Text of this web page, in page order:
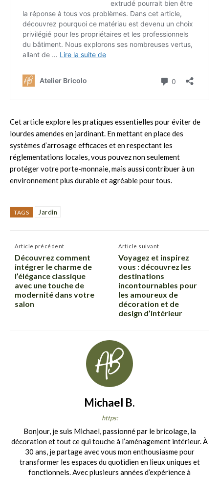
Cet article explore les pratiques essentielles pour éviter de
lourdes amendes en jardinant. En mettant en place des
systèmes d’arrosage efficaces et en respectant les
réglementations locales, vous pouvez non seulement
protéger votre porte-monnaie, mais aussi contribuer à un
environnement plus durable et agréable pour tous.
TAGS Jardin
Article précédent
Découvrez comment
intégrer le charme de
l’élégance classique
avec une touche de
modernité dans votre
salon
Article suivant
Voyagez et inspirez
vous : découvrez les
destinations
incontournables pour
les amoureux de
décoration et de
design d’intérieur
Michael B.
https:
Bonjour, je suis Michael, passionné par le bricolage, la
décoration et tout ce qui touche à l’aménagement intérieur. À
30 ans, je partage avec vous mon enthousiasme pour
transformer les espaces du quotidien en lieux uniques et
fonctionnels. Avec plusieurs années d’expérience à